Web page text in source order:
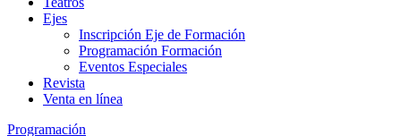
Ejes
Inscripción Eje de Formación
Programación Formación
Eventos Especiales
Revista
Venta en línea
Programación